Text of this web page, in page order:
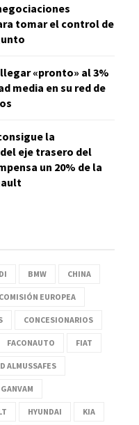
tomar el control de
«pronto» al 3%
media en su red de
la
eje trasero del
un 20% de la
BMW CHINA
COMISIÓN EUROPEA
CONCESIONARIOS
FACONAUTO FIAT
ALMUSSAFES
GANVAM
HYUNDAI KIA